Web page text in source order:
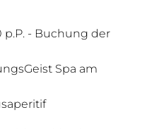
p.P. - Buchung der
Spa am